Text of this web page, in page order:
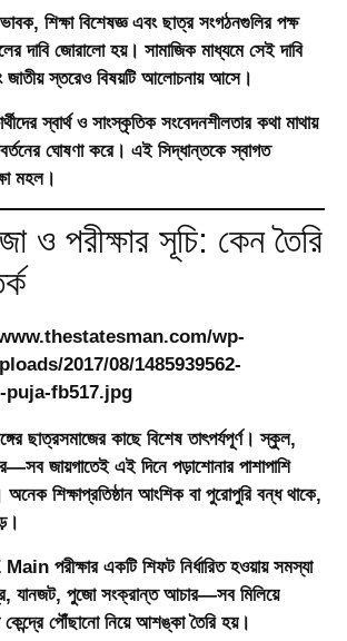
শিক্ষা বিশেষজ্ঞ এবং ছাত্র সংগঠনগুলির পক্ষ
দাবি জোরালো হয়। সামাজিক মাধ্যমে সেই দাবি
স্তরেও বিষয়টি আলোচনায় আসে।
স্বার্থ ও সাংস্কৃতিক সংবেদনশীলতার কথা মাথায়
ঘোষণা করে। এই সিদ্ধান্তকে স্বাগত
মহল।
ও পরীক্ষার সূচি: কেন তৈরি
ছাত্রসমাজের কাছে বিশেষ তাৎপর্যপূর্ণ। স্কুল,
জায়গাতেই এই দিনে পড়াশোনার পাশাপাশি
শিক্ষাপ্রতিষ্ঠান আংশিক বা পুরোপুরি বন্ধ থাকে,
পরীক্ষার একটি শিফট নির্ধারিত হওয়ায় সমস্যা
যানজট, পুজো সংক্রান্ত আচার—সব মিলিয়ে
কেন্দ্রে পৌঁছানো নিয়ে আশঙ্কা তৈরি হয়।